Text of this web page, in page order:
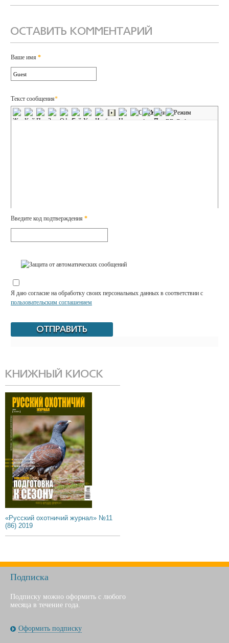
ОСТАВИТЬ КОММЕНТАРИЙ
Ваше имя *
Текст сообщения*
Введите код подтверждения *
Я даю согласие на обработку своих персональных данных в соответствии с
пользовательским соглашением
КНИЖНЫЙ КИОСК
«Русский охотничий журнал» №11
(86) 2019
Подписка
Подписку можно оформить с любого
месяца в течение года.
Оформить подписку